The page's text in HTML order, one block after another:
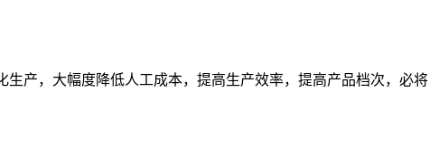
产，大幅度降低人工成本，提高生产效率，提高产品档次，必将